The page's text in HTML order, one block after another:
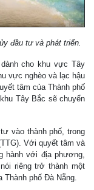
đầu tư và phát triển.
cho khu vực Tây
vực nghèo và lạc hậu
tâm của Thành phố
Tây Bắc sẽ chuyển
vào thành phố, trong
Với quyết tâm và
hành với địa phương,
riêng trở thành một
Thành phố Đà Nẵng.